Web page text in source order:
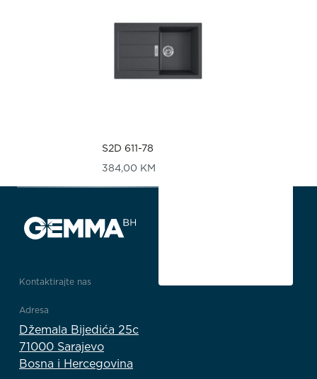
S2D 611-78
384,00 KM
Kontaktirajte nas
Adresa
Džemala Bijedića 25c
71000 Sarajevo
Bosna i Hercegovina